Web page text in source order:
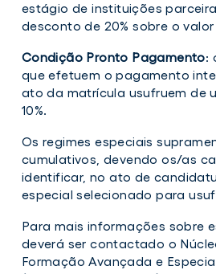
estágio de instituições
desconto de 20% sobre o
Condição Pronto Pagamento:
que efetuem o pagamento
ato da matrícula usufruem de
10%.
Os regimes especiais
cumulativos, devendo os/as
identificar, no ato de
especial selecionado para
Para mais informações sobre
deverá ser contactado o
Formação Avançada e